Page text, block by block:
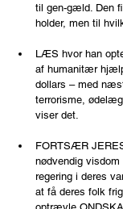
til gen-gæld. Den
holder, men til
LÆS hvor han
af humanitær
dollars – med
terrorisme,
viser det.
FORTSÆR
nødvendig
regering i deres
at få deres folk